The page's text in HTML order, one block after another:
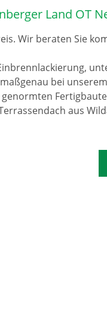
Land OT
Wir beraten Sie
bei
aus